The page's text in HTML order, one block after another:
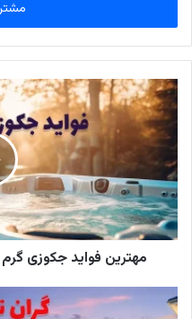
وارد
کنید
مهترین فواید جکوزی